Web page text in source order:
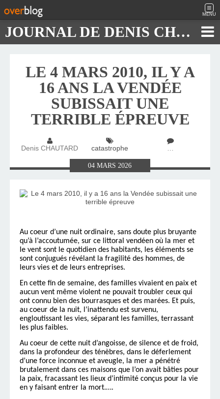
MENU
JOURNAL DE DENIS CHAUTARD
LE 4 MARS 2010, IL Y A
16 ANS LA VENDÉE
SUBISSAIT UNE
TERRIBLE ÉPREUVE
Denis CHAUTARD catastrophe …
04MARS2026
Au coeur d’une nuit ordinaire, sans doute plus bruyante
qu’à l’accoutumée, sur ce littoral vendéen où la mer et
le vent sont le quotidien des habitants, les éléments se
sont conjugués révélant la fragilité des hommes, de
leurs vies et de leurs entreprises.
En cette fin de semaine, des familles vivaient en paix et
aucun vent même violent ne pouvait troubler ceux qui
ont connu bien des bourrasques et des marées. Et puis,
au coeur de la nuit, l’inattendu est survenu,
engloutissant les vies, séparant les familles, terrassant
les plus faibles.
Au coeur de cette nuit d’angoisse, de silence et de froid,
dans la profondeur des ténèbres, dans le déferlement
d’une force inconnue et aveugle, la mer a pénétré
brutalement dans ces maisons que l’on avait bâties pour
la paix, fracassant les lieux d’intimité conçus pour la vie
en y faisant entrer la mort.….